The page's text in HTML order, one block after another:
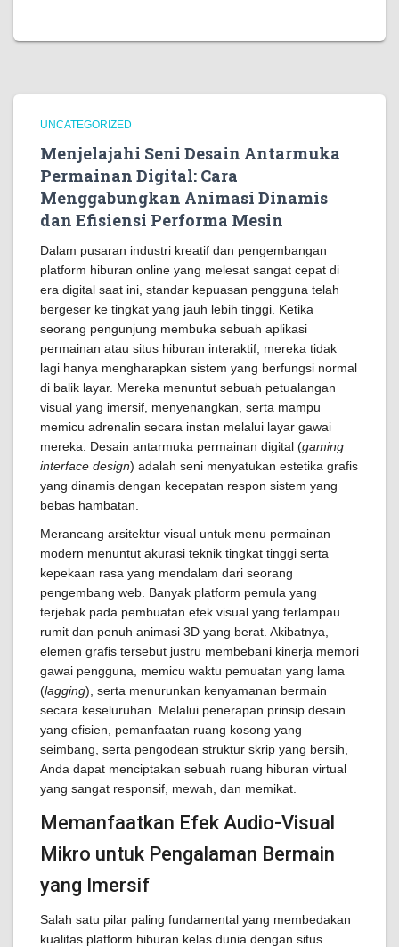
UNCATEGORIZED
Menjelajahi Seni Desain Antarmuka
Permainan Digital: Cara
Menggabungkan Animasi Dinamis
dan Efisiensi Performa Mesin
Dalam pusaran industri kreatif dan pengembangan
platform hiburan online yang melesat sangat cepat di
era digital saat ini, standar kepuasan pengguna telah
bergeser ke tingkat yang jauh lebih tinggi. Ketika
seorang pengunjung membuka sebuah aplikasi
permainan atau situs hiburan interaktif, mereka tidak
lagi hanya mengharapkan sistem yang berfungsi normal
di balik layar. Mereka menuntut sebuah petualangan
visual yang imersif, menyenangkan, serta mampu
memicu adrenalin secara instan melalui layar gawai
mereka. Desain antarmuka permainan digital (gaming
interface design) adalah seni menyatukan estetika grafis
yang dinamis dengan kecepatan respon sistem yang
bebas hambatan.
Merancang arsitektur visual untuk menu permainan
modern menuntut akurasi teknik tingkat tinggi serta
kepekaan rasa yang mendalam dari seorang
pengembang web. Banyak platform pemula yang
terjebak pada pembuatan efek visual yang terlampau
rumit dan penuh animasi 3D yang berat. Akibatnya,
elemen grafis tersebut justru membebani kinerja memori
gawai pengguna, memicu waktu pemuatan yang lama
(lagging), serta menurunkan kenyamanan bermain
secara keseluruhan. Melalui penerapan prinsip desain
yang efisien, pemanfaatan ruang kosong yang
seimbang, serta pengodean struktur skrip yang bersih,
Anda dapat menciptakan sebuah ruang hiburan virtual
yang sangat responsif, mewah, dan memikat.
Memanfaatkan Efek Audio-Visual
Mikro untuk Pengalaman Bermain
yang Imersif
Salah satu pilar paling fundamental yang membedakan
kualitas platform hiburan kelas dunia dengan situs